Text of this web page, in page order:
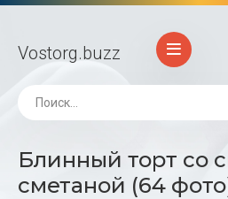
Vostorg.buzz
Блинный торт со
сметаной (64